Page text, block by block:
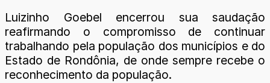
Luizinho Goebel encerrou sua saudação
reafirmando o compromisso de continuar
trabalhando pela população dos municípios e do
Estado de Rondônia, de onde sempre recebe o
reconhecimento da população.